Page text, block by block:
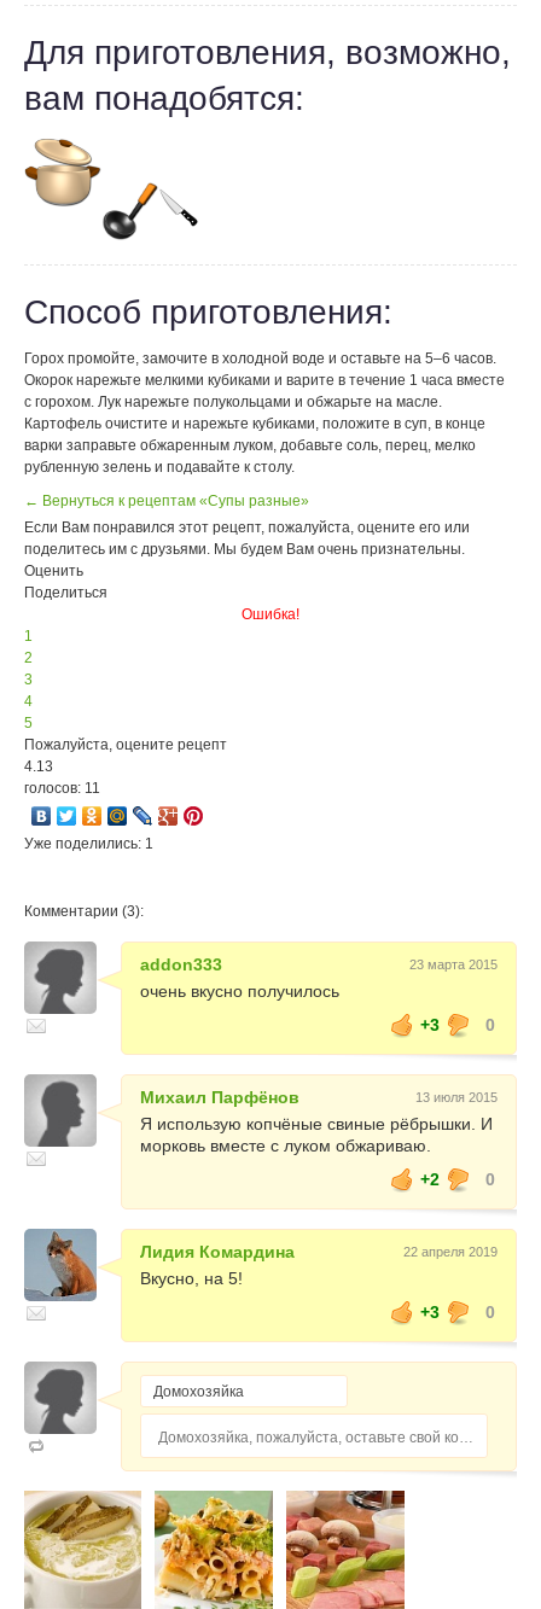
Для приготовления, возможно,
вам понадобятся:
Способ приготовления:
Горох промойте, замочите в холодной воде и оставьте на 5–6 часов.
Окорок нарежьте мелкими кубиками и варите в течение 1 часа вместе
с горохом. Лук нарежьте полукольцами и обжарьте на масле.
Картофель очистите и нарежьте кубиками, положите в суп, в конце
варки заправьте обжаренным луком, добавьте соль, перец, мелко
рубленную зелень и подавайте к столу.
← Вернуться к рецептам «Супы разные»
Если Вам понравился этот рецепт, пожалуйста, оцените его или
поделитесь им с друзьями. Мы будем Вам очень признательны.
Оценить
Поделиться
Ошибка!
1
2
3
4
5
Пожалуйста, оцените рецепт
4.13
голосов: 11
Уже поделились: 1
Комментарии (3):
addon333 23 марта 2015
очень вкусно получилось
+3
0
Михаил Парфёнов 13 июля 2015
Я использую копчёные свиные рёбрышки. И
морковь вместе с луком обжариваю.
+2
0
Лидия Комардина 22 апреля 2019
Вкусно, на 5!
+3
0
Домохозяйка, пожалуйста, оставьте свой комментарий...